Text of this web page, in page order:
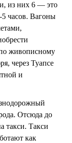
из них 6 — это
5 часов. Вагоны
живописному
через Туапсе
и
Отсюда до
такси. Такси
как